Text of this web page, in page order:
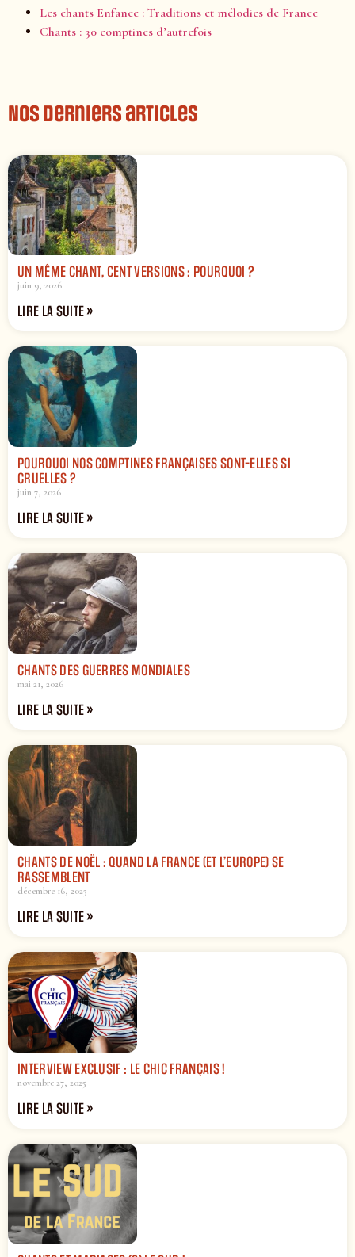
Les chants Enfance : Traditions et mélodies de France
Chants : 30 comptines d’autrefois
Nos derniers articles
UN MÊME CHANT, CENT VERSIONS : POURQUOI ?
juin 9, 2026
LIRE LA SUITE »
POURQUOI NOS COMPTINES FRANÇAISES SONT-ELLES SI
CRUELLES ?
juin 7, 2026
LIRE LA SUITE »
CHANTS DES GUERRES MONDIALES
mai 21, 2026
LIRE LA SUITE »
CHANTS DE NOËL : QUAND LA FRANCE (ET L’EUROPE) SE
RASSEMBLENT
décembre 16, 2025
LIRE LA SUITE »
INTERVIEW EXCLUSIF : LE CHIC FRANÇAIS !
novembre 27, 2025
LIRE LA SUITE »